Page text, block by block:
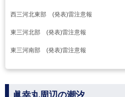
西三河北東部 (発表)雷注意報
東三河北部 (発表)雷注意報
東三河南部 (発表)雷注意報